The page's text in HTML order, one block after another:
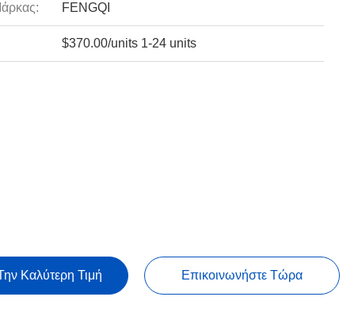
FENGQI
$370.00/units 1-24 units
Καλύτερη Τιμή Επικοινωνήστε Τώρα